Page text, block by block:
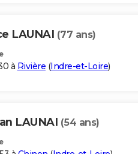
LAUNAI (77 ans)
à Rivière (Indre-et-Loire)
LAUNAI (54 ans)